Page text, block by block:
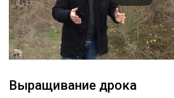
Выращивание дрока